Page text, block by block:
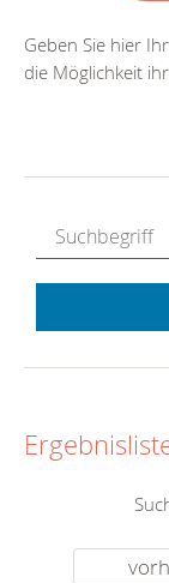
Geben Sie hier
die Möglichkeit